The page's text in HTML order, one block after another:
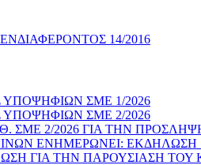
14/2016
ΣΜΕ 1/2026
ΣΜΕ 2/2026
ΣΜΕ 2/2026 ΓΙΑ ΤΗΝ
ΕΚΔΗΛΩΣΗ «Wine &
ΓΙΑ ΤΗΝ ΠΑΡΟΥΣΙΑΣΗ ΤΟΥ